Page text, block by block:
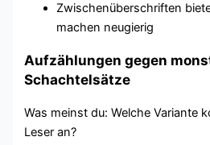
Zwischenüberschriften
machen neugierig
Aufzählungen gegen
Schachtelsätze
Was meinst du: Welche Variante
Leser an?